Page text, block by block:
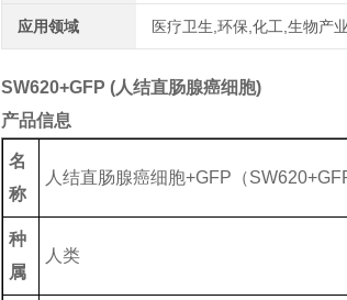
应用领域 医疗卫生,环保,化工,生物产
SW620+GFP (人结直肠腺癌细胞)
产品信息
名
称
人结直肠腺癌细胞+GFP（
种
属
人类